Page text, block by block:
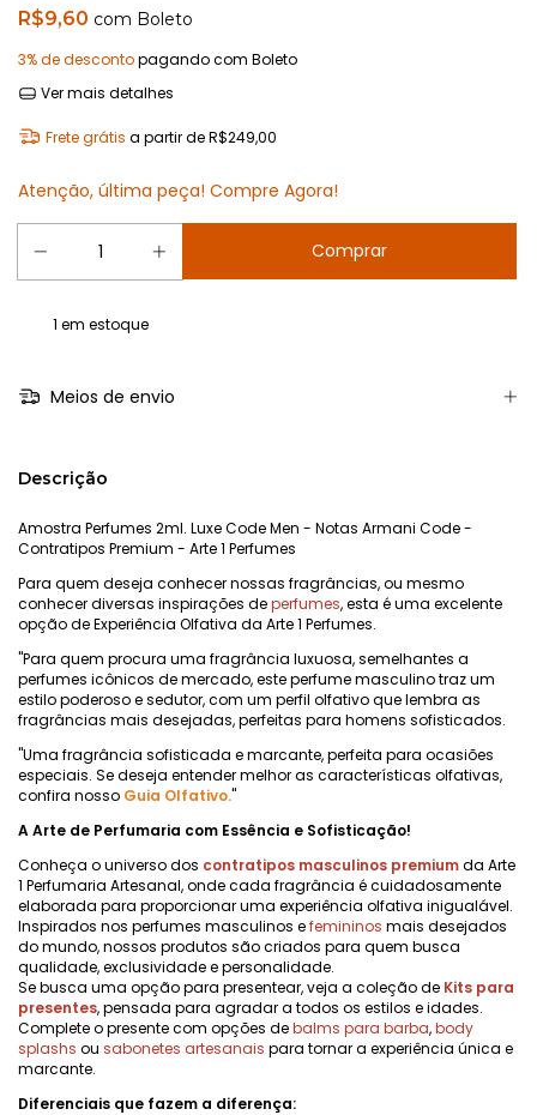
R$9,60 com Boleto
3% de descontopagando com Boleto
Ver mais detalhes
Frete grátis a partir deR$249,00
Atenção, última peça! Compre Agora!
1 em estoque
Meios de envio
Descrição
Amostra Perfumes 2ml. Luxe Code Men - Notas Armani Code -
Contratipos Premium - Arte 1 Perfumes
Para quem deseja conhecer nossas fragrâncias, ou mesmo
conhecer diversas inspirações deperfumes, esta é uma excelente
opção de Experiência Olfativa da Arte 1 Perfumes.
"Para quem procura uma fragrância luxuosa, semelhantes a
perfumes icônicos de mercado, este perfume masculino traz um
estilo poderoso e sedutor, com um perfil olfativo que lembra as
fragrâncias mais desejadas, perfeitas para homens sofisticados.
"Uma fragrância sofisticada e marcante, perfeita para ocasiões
especiais. Se deseja entender melhor as características olfativas,
confira nosso Guia Olfativo."
A Arte de Perfumaria com Essência e Sofisticação!
Conheça o universo dos contratipos masculinos premiumda Arte
1 Perfumaria Artesanal, onde cada fragrância é cuidadosamente
elaborada para proporcionar uma experiência olfativa inigualável.
Inspirados nos perfumes masculinos efemininos mais desejados
do mundo, nossos produtos são criados para quem busca
qualidade, exclusividade e personalidade.
Se busca uma opção para presentear, veja a coleção de Kits para
presentes, pensada para agradar a todos os estilos e idades.
Complete o presente com opções debalms para barba,body
splashs ou sabonetes artesanais para tornar a experiência única e
marcante.
Diferenciais que fazem a diferença: